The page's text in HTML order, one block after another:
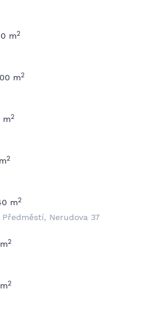
m2
m2
m2
2
m2
Nerudova 37
2
2